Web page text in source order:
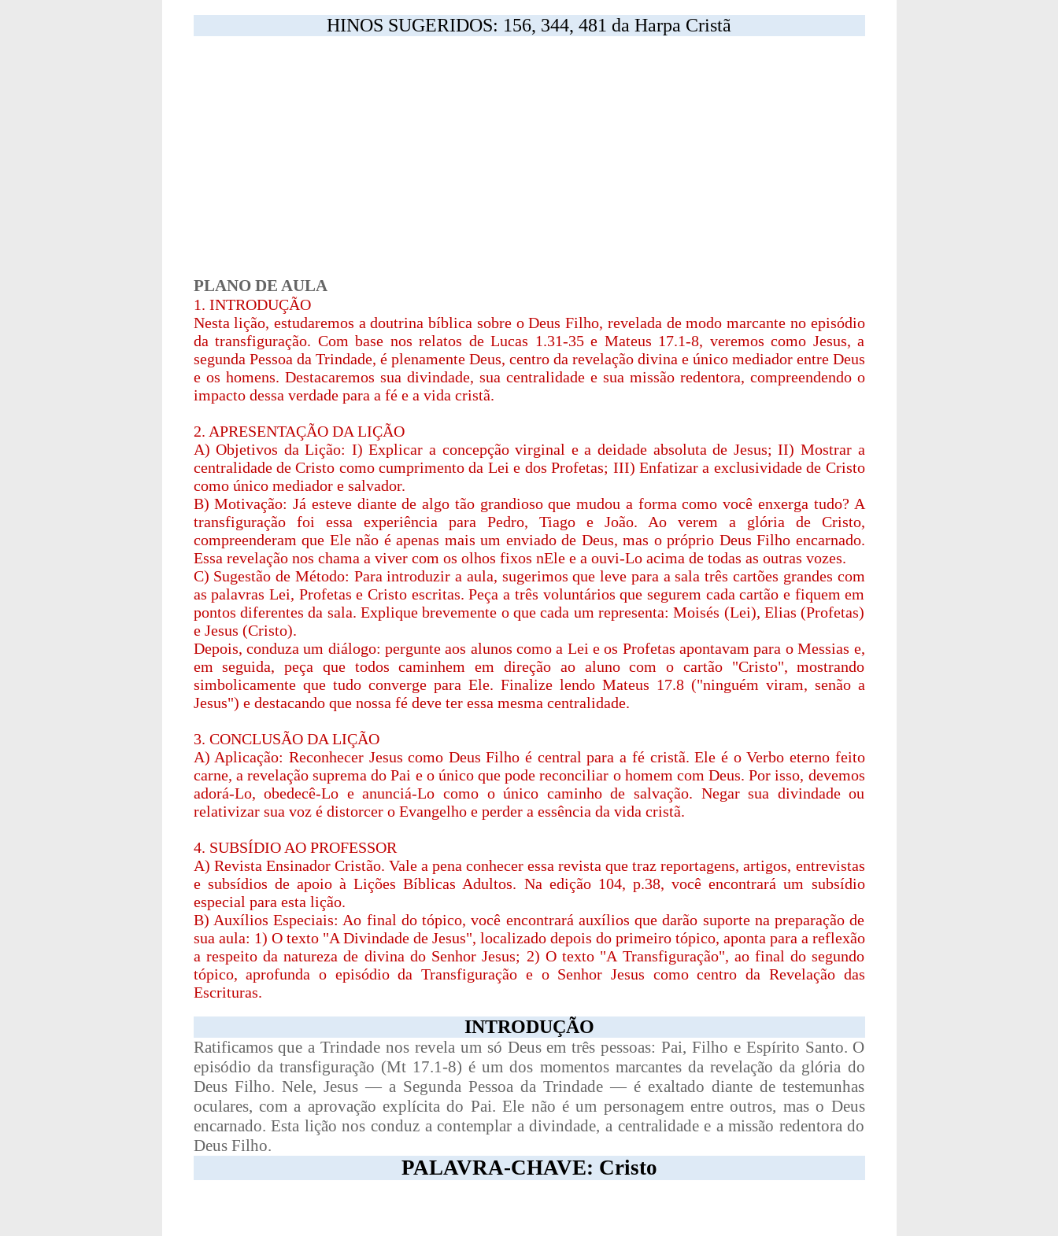
HINOS SUGERIDOS: 156, 344, 481 da Harpa Cristã
PLANO DE AULA
1. INTRODUÇÃO
Nesta lição, estudaremos a doutrina bíblica sobre o Deus Filho, revelada de modo marcante no episódio
da transfiguração. Com base nos relatos de Lucas 1.31-35 e Mateus 17.1-8, veremos como Jesus, a
segunda Pessoa da Trindade, é plenamente Deus, centro da revelação divina e único mediador entre Deus
e os homens. Destacaremos sua divindade, sua centralidade e sua missão redentora, compreendendo o
impacto dessa verdade para a fé e a vida cristã.
2. APRESENTAÇÃO DA LIÇÃO
A) Objetivos da Lição: I) Explicar a concepção virginal e a deidade absoluta de Jesus; II) Mostrar a
centralidade de Cristo como cumprimento da Lei e dos Profetas; III) Enfatizar a exclusividade de Cristo
como único mediador e salvador.
B) Motivação: Já esteve diante de algo tão grandioso que mudou a forma como você enxerga tudo? A
transfiguração foi essa experiência para Pedro, Tiago e João. Ao verem a glória de Cristo,
compreenderam que Ele não é apenas mais um enviado de Deus, mas o próprio Deus Filho encarnado.
Essa revelação nos chama a viver com os olhos fixos nEle e a ouvi-Lo acima de todas as outras vozes.
C) Sugestão de Método: Para introduzir a aula, sugerimos que leve para a sala três cartões grandes com
as palavras Lei, Profetas e Cristo escritas. Peça a três voluntários que segurem cada cartão e fiquem em
pontos diferentes da sala. Explique brevemente o que cada um representa: Moisés (Lei), Elias (Profetas)
e Jesus (Cristo).
Depois, conduza um diálogo: pergunte aos alunos como a Lei e os Profetas apontavam para o Messias e,
em seguida, peça que todos caminhem em direção ao aluno com o cartão "Cristo", mostrando
simbolicamente que tudo converge para Ele. Finalize lendo Mateus 17.8 ("ninguém viram, senão a
Jesus") e destacando que nossa fé deve ter essa mesma centralidade.
3. CONCLUSÃO DA LIÇÃO
A) Aplicação: Reconhecer Jesus como Deus Filho é central para a fé cristã. Ele é o Verbo eterno feito
carne, a revelação suprema do Pai e o único que pode reconciliar o homem com Deus. Por isso, devemos
adorá-Lo, obedecê-Lo e anunciá-Lo como o único caminho de salvação. Negar sua divindade ou
relativizar sua voz é distorcer o Evangelho e perder a essência da vida cristã.
4. SUBSÍDIO AO PROFESSOR
A) Revista Ensinador Cristão. Vale a pena conhecer essa revista que traz reportagens, artigos, entrevistas
e subsídios de apoio à Lições Bíblicas Adultos. Na edição 104, p.38, você encontrará um subsídio
especial para esta lição.
B) Auxílios Especiais: Ao final do tópico, você encontrará auxílios que darão suporte na preparação de
sua aula: 1) O texto "A Divindade de Jesus", localizado depois do primeiro tópico, aponta para a reflexão
a respeito da natureza de divina do Senhor Jesus; 2) O texto "A Transfiguração", ao final do segundo
tópico, aprofunda o episódio da Transfiguração e o Senhor Jesus como centro da Revelação das
Escrituras.
INTRODUÇÃO
Ratificamos que a Trindade nos revela um só Deus em três pessoas: Pai, Filho e Espírito Santo. O
episódio da transfiguração (Mt 17.1-8) é um dos momentos marcantes da revelação da glória do
Deus Filho. Nele, Jesus — a Segunda Pessoa da Trindade — é exaltado diante de testemunhas
oculares, com a aprovação explícita do Pai. Ele não é um personagem entre outros, mas o Deus
encarnado. Esta lição nos conduz a contemplar a divindade, a centralidade e a missão redentora do
Deus Filho.
PALAVRA-CHAVE: Cristo